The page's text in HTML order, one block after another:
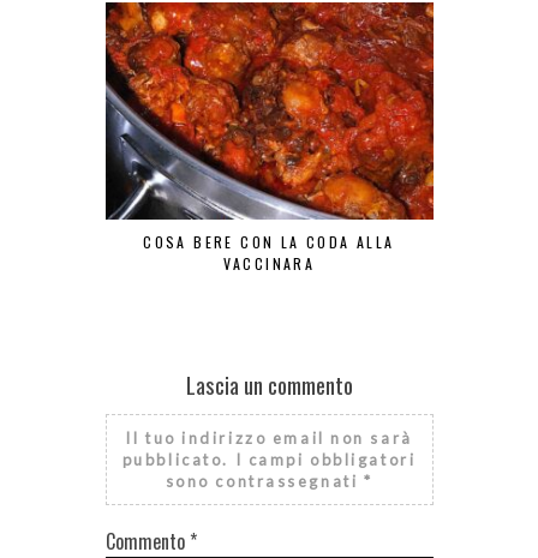
COSA BERE CON LA CODA ALLA
VACCINARA
Lascia un commento
Il tuo indirizzo email non sarà
pubblicato.
I campi obbligatori
sono contrassegnati *
Commento *